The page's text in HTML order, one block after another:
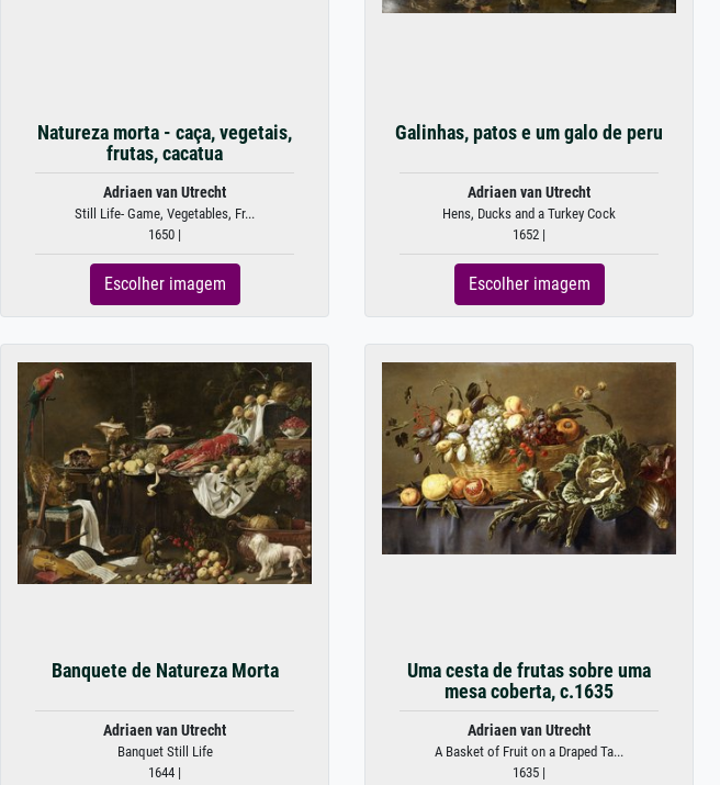
Natureza morta - caça, vegetais,
frutas, cacatua
Adriaen van Utrecht
Still Life- Game, Vegetables, Fr...
1650 |
Escolher imagem
Galinhas, patos e um galo de peru
Adriaen van Utrecht
Hens, Ducks and a Turkey Cock
1652 |
Escolher imagem
Banquete de Natureza Morta
Adriaen van Utrecht
Banquet Still Life
1644 |
Uma cesta de frutas sobre uma
mesa coberta, c.1635
Adriaen van Utrecht
A Basket of Fruit on a Draped Ta...
1635 |